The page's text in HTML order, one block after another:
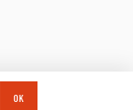
OK